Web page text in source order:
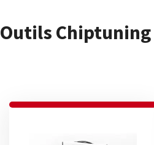
Outils Chiptuning